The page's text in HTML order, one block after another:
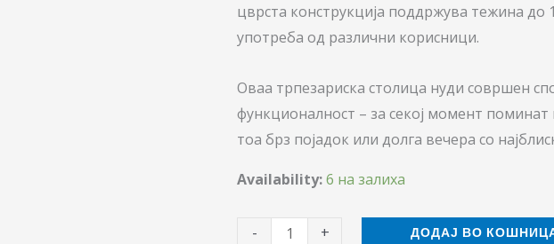
цврста конструкција поддржува тежина до
употреба од различни корисници.
Оваа трпезариска столица нуди совршен
функционалност – за секој момент поминат
тоа брз појадок или долга вечера со
Availability:6 на залиха
- + ДОДАЈ ВО